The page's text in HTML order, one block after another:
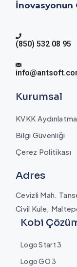
İnovasyonun
(850) 532 08 95
Kurumsal
KVKK
Bilgi Güvenliği
Çerez Politikası
Adres
Cevizli Mah.
Civil Kule,
Kobi
Logo Start 3
Logo GO 3